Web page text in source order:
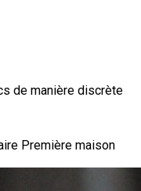
de manière discrète
Première maison